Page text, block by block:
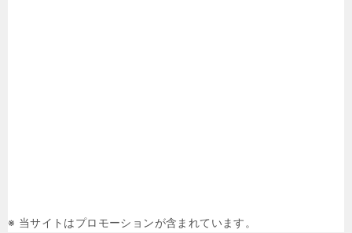
※ 当サイトはプロモーションが含まれています。